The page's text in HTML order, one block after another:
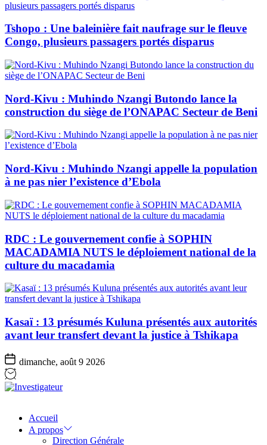
Tshopo : Une baleinière fait naufrage sur le fleuve
Congo, plusieurs passagers portés disparus
Nord-Kivu : Muhindo Nzangi Butondo lance la
construction du siège de l’ONAPAC Secteur de Beni
Nord-Kivu : Muhindo Nzangi appelle la population
à ne pas nier l’existence d’Ebola
RDC : Le gouvernement confie à SOPHIN
MACADAMIA NUTS le déploiement national de la
culture du macadamia
Kasaï : 13 présumés Kuluna présentés aux autorités
avant leur transfert devant la justice à Tshikapa
dimanche, août 9 2026
Accueil
A propos
Direction Générale